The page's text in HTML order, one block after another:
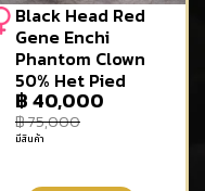
Black Head Red
Gene Enchi
Phantom Clown
50% Het Pied
฿75,000
฿40,000
มีสินค้า